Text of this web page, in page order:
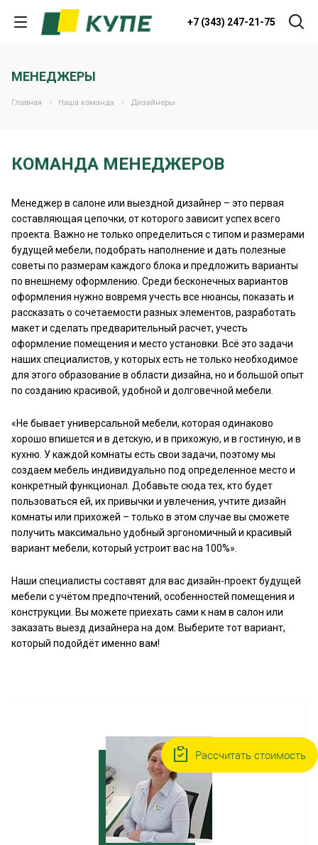
+7 (343) 247-21-75
МЕНЕДЖЕРЫ
Главная Наша команда Дизайнеры
КОМАНДА МЕНЕДЖЕРОВ
Менеджер в салоне или выездной дизайнер – это первая
составляющая цепочки, от которого зависит успех всего
проекта. Важно не только определиться с типом и размерами
будущей мебели, подобрать наполнение и дать полезные
советы по размерам каждого блока и предложить варианты
по внешнему оформлению. Среди бесконечных вариантов
оформления нужно вовремя учесть все нюансы, показать и
рассказать о сочетаемости разных элементов, разработать
макет и сделать предварительный расчет, учесть
оформление помещения и место установки. Всё это задачи
наших специалистов, у которых есть не только необходимое
для этого образование в области дизайна, но и большой опыт
по созданию красивой, удобной и долговечной мебели.
«Не бывает универсальной мебели, которая одинаково
хорошо впишется и в детскую, и в прихожую, и в гостиную, и в
кухню. У каждой комнаты есть свои задачи, поэтому мы
создаем мебель индивидуально под определенное место и
конкретный функционал. Добавьте сюда тех, кто будет
пользоваться ей, их привычки и увлечения, учтите дизайн
комнаты или прихожей – только в этом случае вы сможете
получить максимально удобный эргономичный и красивый
вариант мебели, который устроит вас на 100%».
Наши специалисты составят для вас дизайн-проект будущей
мебели с учётом предпочтений, особенностей помещения и
конструкции. Вы можете приехать сами к нам в салон или
заказать выезд дизайнера на дом. Выберите тот вариант,
который подойдёт именно вам!
Рассчитать стоимость